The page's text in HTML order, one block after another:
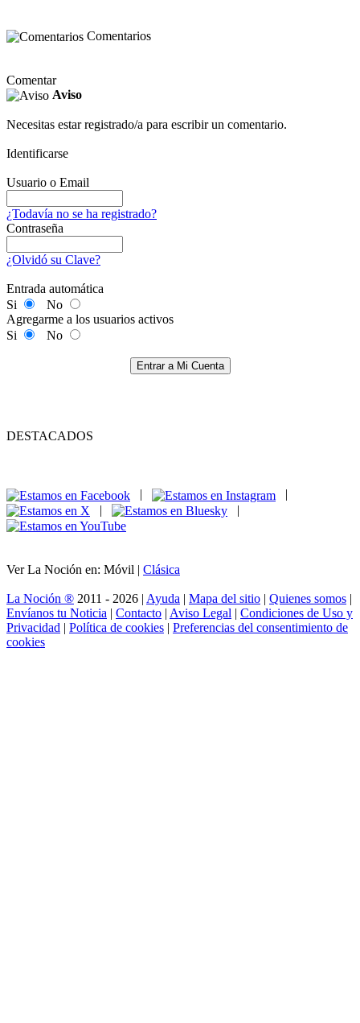
Comentarios
Comentar
Aviso
Necesitas estar registrado/a para escribir un comentario.
Identificarse
Usuario o Email
¿Todavía no se ha registrado?
Contraseña
¿Olvidó su Clave?
Entrada automática
Si
No
Agregarme a los usuarios activos
Si
No
Entrar a Mi Cuenta
DESTACADOS
|
|
Ver La Noción en: Móvil | Clásica
La Noción ® 2011 - 2026 | Ayuda | Mapa del sitio | Quienes somos |
Envíanos tu Noticia | Contacto | Aviso Legal | Condiciones de Uso y
Privacidad | Política de cookies | Preferencias del consentimiento de
cookies